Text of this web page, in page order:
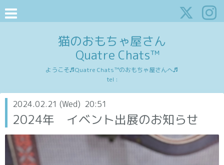
猫のおもちゃ屋さん
Quatre Chats™
ようこそ♬Quatre Chats™のおもちゃ屋さんへ♬
tel :
2024.02.21 (Wed) 20:51
2024年 イベント出展のお知らせ